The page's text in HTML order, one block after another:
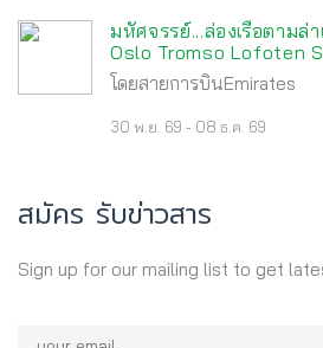
มหัศจรรย์...ล่องเรือตามล่
Oslo Tromso Lofoten
โดยสายการบินEmirates
30 พ.ย. 69 - 08 ธ.ค. 69
สมัคร รับข่าวสาร
Sign up for our mailing list to get